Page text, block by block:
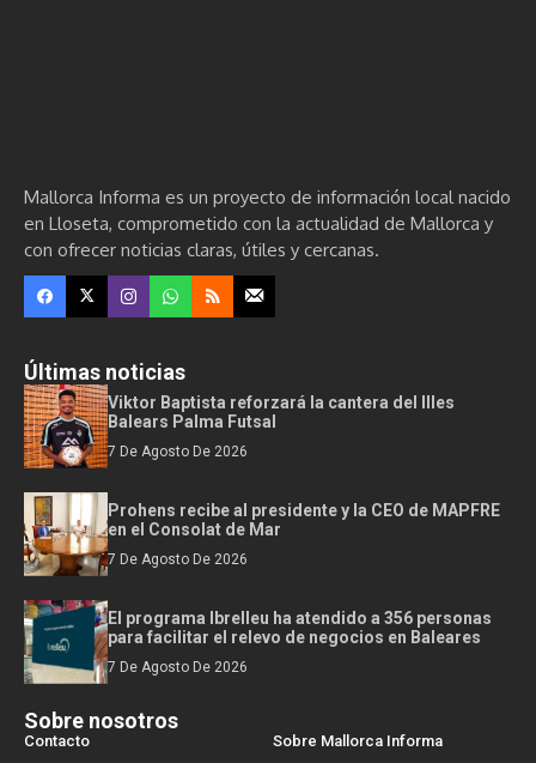
Mallorca Informa es un proyecto de información local nacido
en Lloseta, comprometido con la actualidad de Mallorca y
con ofrecer noticias claras, útiles y cercanas.
Últimas noticias
Viktor Baptista reforzará la cantera del Illes
Balears Palma Futsal
7 De Agosto De 2026
Prohens recibe al presidente y la CEO de MAPFRE
en el Consolat de Mar
7 De Agosto De 2026
El programa Ibrelleu ha atendido a 356 personas
para facilitar el relevo de negocios en Baleares
7 De Agosto De 2026
Sobre nosotros
Contacto Sobre Mallorca Informa